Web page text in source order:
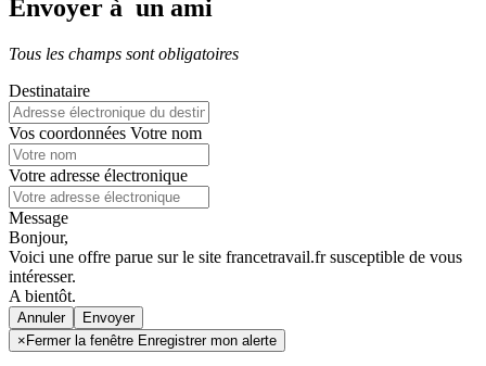
Envoyer à un ami
Tous les champs sont obligatoires
Destinataire
Vos coordonnées Votre nom
Votre adresse électronique
Message
Bonjour,
Voici une offre parue sur le site francetravail.fr susceptible de vous
intéresser.
A bientôt.
Annuler
× Fermer la fenêtre Enregistrer mon alerte